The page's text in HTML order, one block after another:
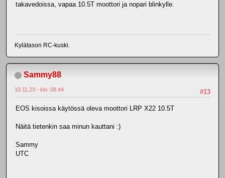
takavedoissa, vapaa 10.5T moottori ja nopari blinkylle.
Kylätason RC-kuski.
Sammy88
#13
10.11.23 - klo: 08.44
EOS kisoissa käytössä oleva moottori LRP X22 10.5T
Näitä tietenkin saa minun kauttani :)
Sammy
UTC